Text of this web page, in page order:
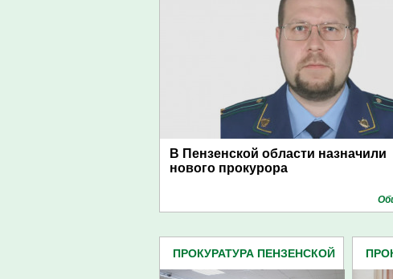
В Пензенской области назначили
нового прокурора
ПРОКУРАТУРА ПЕНЗЕНСКОЙ